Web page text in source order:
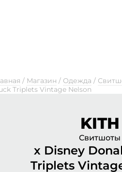
/ Магазин / Одежда /
Triplets Vintage Nelson
KITH
Свитшоты
х Disney
Triplets